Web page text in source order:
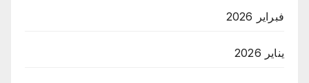
فبراير 2026
يناير 2026